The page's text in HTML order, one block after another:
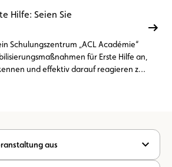
Hilfe: Seien Sie
Schulungszentrum „ACL Académie“
für Erste Hilfe an,
und effektiv darauf reagieren zu
aus